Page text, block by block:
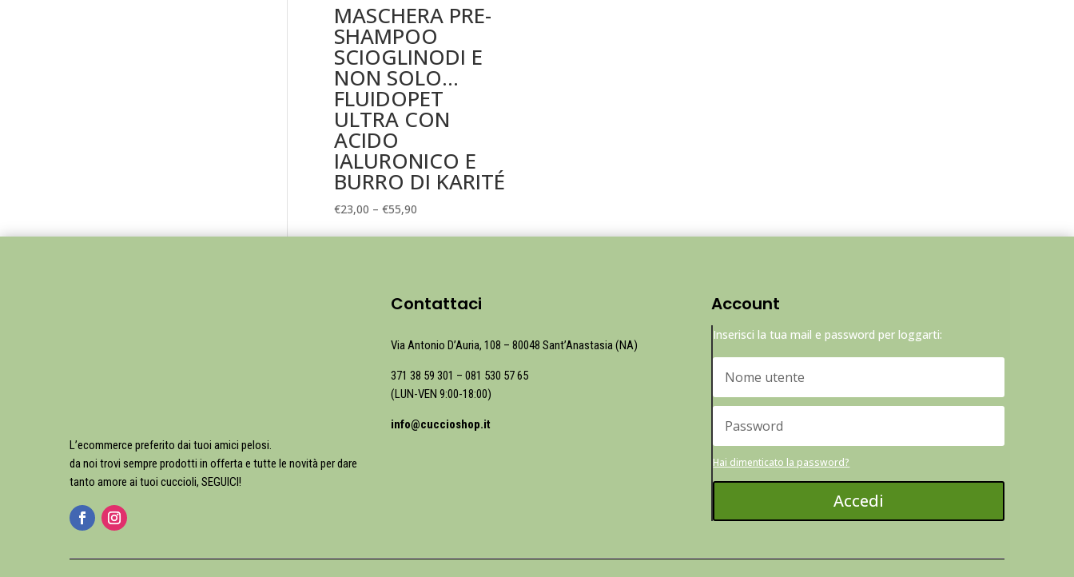
MASCHERA PRE-
SHAMPOO
SCIOGLINODI E
NON SOLO…
FLUIDOPET
ULTRA CON
ACIDO
IALURONICO E
BURRO DI KARITÉ
€23,00 – €55,90
L’ecommerce preferito dai tuoi amici pelosi.
da noi trovi sempre prodotti in offerta e tutte le novità per dare
tanto amore ai tuoi cuccioli, SEGUICI!
Contattaci
Via Antonio D’Auria, 108 – 80048 Sant’Anastasia (NA)
371 38 59 301 – 081 530 57 65
(LUN-VEN 9:00-18:00)
info@cuccioshop.it
Account
Inserisci la tua mail e password per loggarti:
Hai dimenticato la password?
Accedi